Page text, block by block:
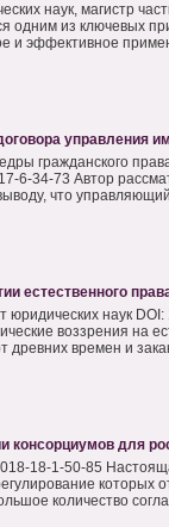
наук, магистр
одним из ключевых
и эффективное
управления
гражданского
6-34-73 Автор
что
естественного
наук
воззрения на
древних времен и
консорциумов для
18-1-50-85
которых
количество